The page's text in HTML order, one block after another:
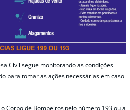
Civil segue monitorando as condições
para tomar as ações necessárias em caso
Corpo de Bombeiros pelo número 193 ou a